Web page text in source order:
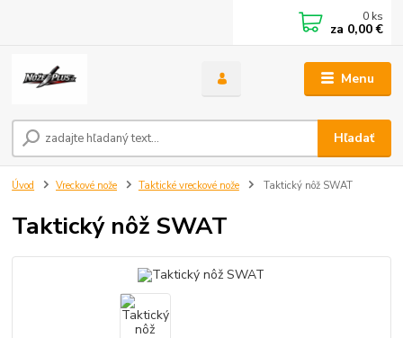
Menu
Hľadať
0 ks
za 0,00 €
Úvod Vreckové nože Taktické vreckové nože Taktický nôž SWAT
Taktický nôž SWAT